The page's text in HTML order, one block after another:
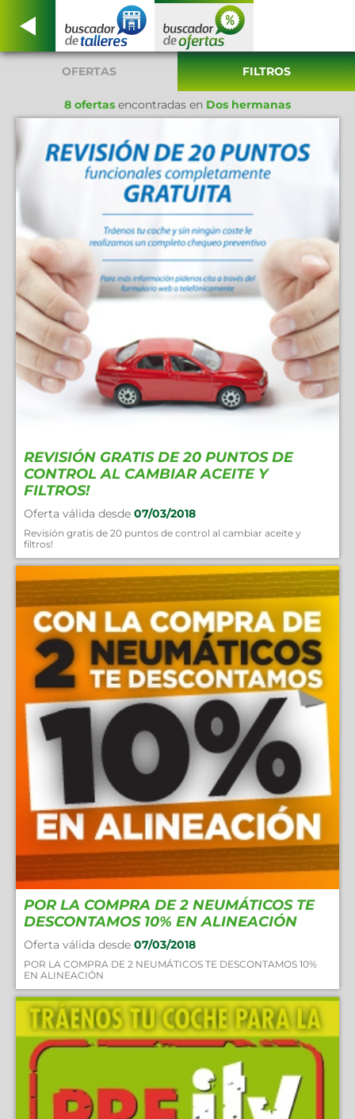
OFERTAS FILTROS
8 ofertas encontradas en Dos hermanas
REVISIÓN GRATIS DE 20 PUNTOS DE
CONTROL AL CAMBIAR ACEITE Y
FILTROS!
Oferta válida desde 07/03/2018
Revisión gratis de 20 puntos de control al cambiar aceite y
filtros!
POR LA COMPRA DE 2 NEUMÁTICOS TE
DESCONTAMOS 10% EN ALINEACIÓN
Oferta válida desde 07/03/2018
POR LA COMPRA DE 2 NEUMÁTICOS TE DESCONTAMOS 10%
EN ALINEACIÓN